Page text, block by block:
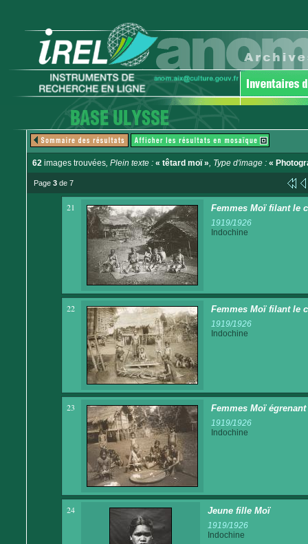
62 images trouvées, Plein texte : « têtard moï », Type d'image : «
Page 3 de 7
21 Femmes Moï filant le
1919/1926
Indochine
22 Femmes Moï filant le
1919/1926
Indochine
23 Femmes Moï
1919/1926
Indochine
24 Jeune fille Moï
1919/1926
Indochine